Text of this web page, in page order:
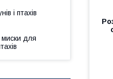
і птахів
миски для